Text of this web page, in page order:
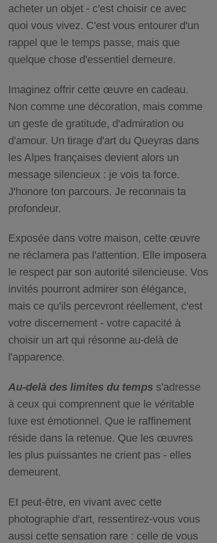
acheter un objet - c'est choisir ce avec
quoi vous vivez. C'est vous entourer d'un
rappel que le temps passe, mais que
quelque chose d'essentiel demeure.
Imaginez offrir cette œuvre en cadeau.
Non comme une décoration, mais comme
un geste de gratitude, d'admiration ou
d'amour. Un tirage d'art du Queyras dans
les Alpes françaises devient alors un
message silencieux : je vois ta force.
J'honore ton parcours. Je reconnais ta
profondeur.
Exposée dans votre maison, cette œuvre
ne réclamera pas l'attention. Elle imposera
le respect par son autorité silencieuse. Vos
invités pourront admirer son élégance,
mais ce qu'ils percevront réellement, c'est
votre discernement - votre capacité à
choisir un art qui résonne au-delà de
l'apparence.
Au-delà des limites du temps s'adresse
à ceux qui comprennent que le véritable
luxe est émotionnel. Que le raffinement
réside dans la retenue. Que les œuvres
les plus puissantes ne crient pas - elles
demeurent.
Et peut-être, en vivant avec cette
photographie d'art, ressentirez-vous vous
aussi cette sensation rare : celle de vous